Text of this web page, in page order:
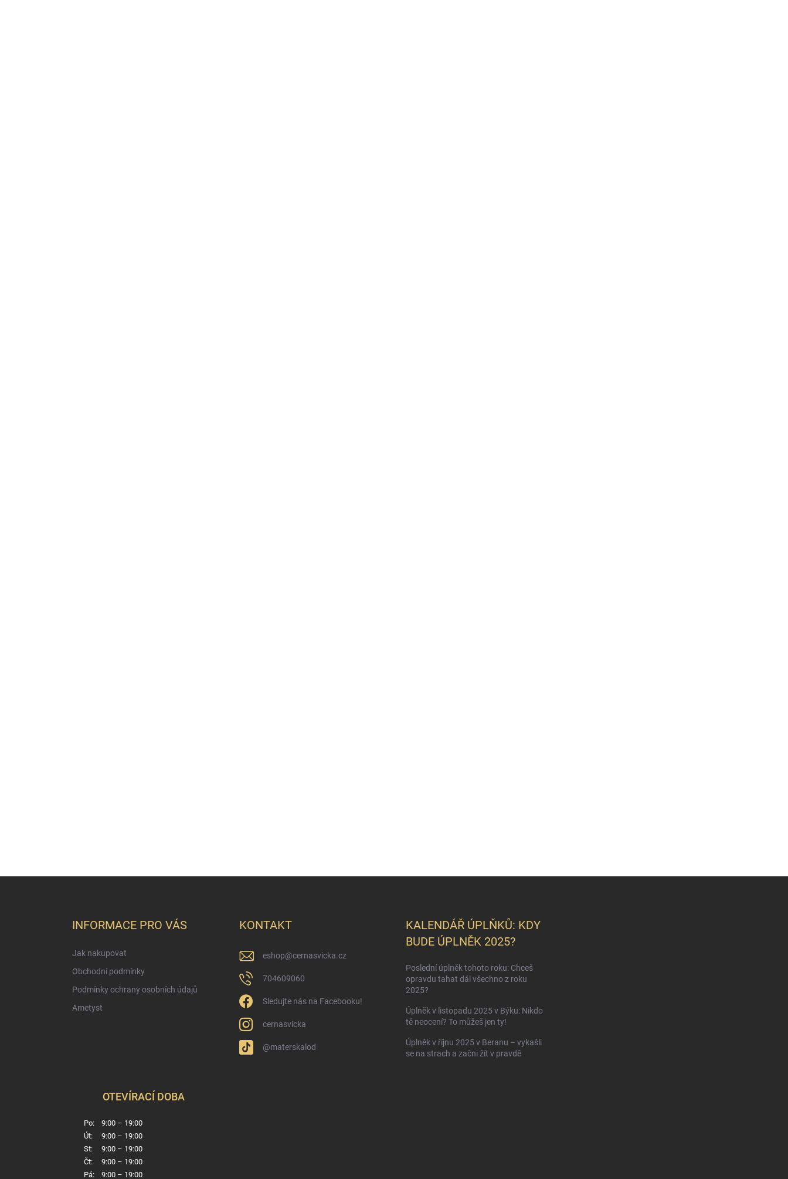
INFORMACE PRO VÁS
Jak nakupovat
Obchodní podmínky
Podmínky ochrany osobních údajů
Ametyst
KONTAKT
eshop@cernasvicka.cz
704609060
Sledujte nás na Facebooku!
cernasvicka
@materskalod
KALENDÁŘ ÚPLŇKŮ: KDY
BUDE ÚPLNĚK 2025?
Poslední úplněk tohoto roku: Chceš
opravdu tahat dál všechno z roku
2025?
Úplněk v listopadu 2025 v Býku: Nikdo
tě neocení? To můžeš jen ty!
Úplněk v říjnu 2025 v Beranu – vykašli
se na strach a začni žít v pravdě
OTEVÍRACÍ DOBA
Po:
9:00 – 19:00
Út:
9:00 – 19:00
St:
9:00 – 19:00
Čt:
9:00 – 19:00
Pá:
9:00 – 19:00